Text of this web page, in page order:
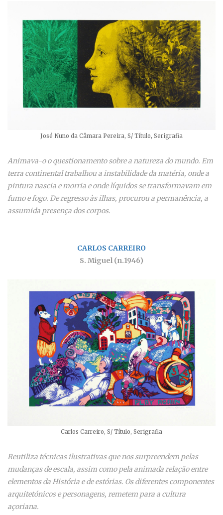
José Nuno da Câmara Pereira, S/ Título, Serigrafia
Animava-o o questionamento sobre a natureza do mundo. Em
terra continental trabalhou a instabilidade da matéria, onde a
pintura nascia e morria e onde líquidos se transformavam em
fumo e fogo. De regresso às ilhas, procurou a permanência, a
assumida presença dos corpos.
CARLOS CARREIRO
S. Miguel (n.1946)
Carlos Carreiro, S/ Título, Serigrafia
Reutiliza técnicas ilustrativas que nos surpreendem pelas
mudanças de escala, assim como pela animada relação entre
elementos da História e de estórias. Os diferentes componentes
arquitetónicos e personagens, remetem para a cultura
açoriana.